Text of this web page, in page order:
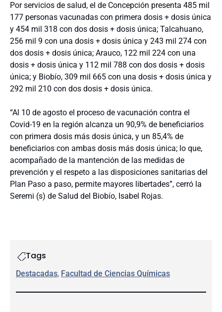
Por servicios de salud, el de Concepción presenta 485 mil
177 personas vacunadas con primera dosis + dosis única
y 454 mil 318 con dos dosis + dosis única; Talcahuano,
256 mil 9 con una dosis + dosis única y 243 mil 274 con
dos dosis + dosis única; Arauco, 122 mil 224 con una
dosis + dosis única y 112 mil 788 con dos dosis + dosis
única; y Biobío, 309 mil 665 con una dosis + dosis única y
292 mil 210 con dos dosis + dosis única.
“Al 10 de agosto el proceso de vacunación contra el
Covid-19 en la región alcanza un 90,9% de beneficiarios
con primera dosis más dosis única, y un 85,4% de
beneficiarios con ambas dosis más dosis única; lo que,
acompañado de la mantención de las medidas de
prevención y el respeto a las disposiciones sanitarias del
Plan Paso a paso, permite mayores libertades”, cerró la
Seremi (s) de Salud del Biobío, Isabel Rojas.
Tags
Destacadas, Facultad de Ciencias Químicas